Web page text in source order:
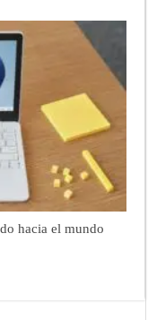
hacia el mundo